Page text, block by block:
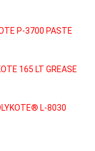
P-3700 PASTE
165 LT GREASE
L-8030